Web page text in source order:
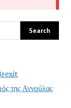
της Αννούλας